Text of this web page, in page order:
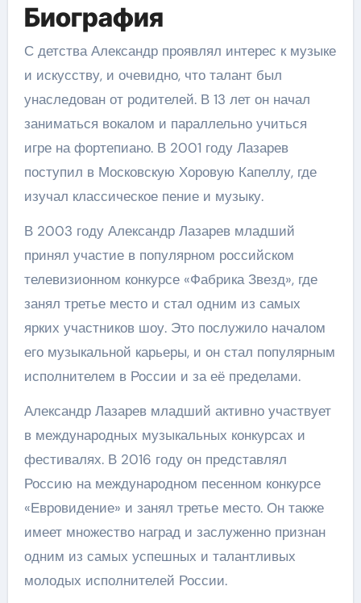
Биография
С детства Александр проявлял интерес к музыке
и искусству, и очевидно, что талант был
унаследован от родителей. В 13 лет он начал
заниматься вокалом и параллельно учиться
игре на фортепиано. В 2001 году Лазарев
поступил в Московскую Хоровую Капеллу, где
изучал классическое пение и музыку.
В 2003 году Александр Лазарев младший
принял участие в популярном российском
телевизионном конкурсе «Фабрика Звезд», где
занял третье место и стал одним из самых
ярких участников шоу. Это послужило началом
его музыкальной карьеры, и он стал популярным
исполнителем в России и за её пределами.
Александр Лазарев младший активно участвует
в международных музыкальных конкурсах и
фестивалях. В 2016 году он представлял
Россию на международном песенном конкурсе
«Евровидение» и занял третье место. Он также
имеет множество наград и заслуженно признан
одним из самых успешных и талантливых
молодых исполнителей России.